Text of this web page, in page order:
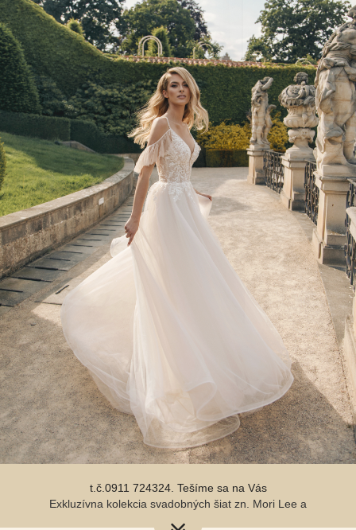
Svadobné šaty od 200,-€ do 550,-€
Milé nevestičky, rezervujte si termín skúšania na
t.č.0911 724324. Tešíme sa na Vás
Natali už v salóne
Svadobné šaty od 200,-€ do 550,-€
Milé nevestičky, rezervujte si termín skúšania na